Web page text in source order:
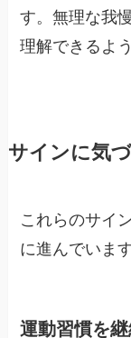
す。無理な我
理解できるよ
サインに気
これらのサイ
に進んでいます
運動習慣を